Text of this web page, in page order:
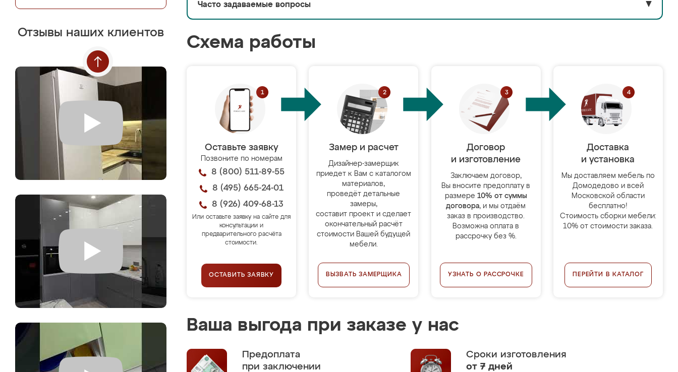
Отзывы наших клиентов
Часто задаваемые вопросы ▼
Схема работы
Оставьте заявку
Позвоните по номерам
8 (800) 511-89-55
8 (495) 665-24-01
8 (926) 409-68-13
Или оставьте заявку на сайте для
консультации и
предварительного расчёта
стоимости.
ОСТАВИТЬ ЗАЯВКУ
Замер и расчет
Дизайнер-замерщик
приедет к Вам с каталогом
материалов,
проведёт детальные
замеры,
составит проект и сделает
окончательный расчёт
стоимости Вашей будущей
мебели.
ВЫЗВАТЬ ЗАМЕРЩИКА
Договор
и изготовление
Заключаем договор,
Вы вносите предоплату в
размере 10% от суммы
договора, и мы отдаём
заказ в производство.
Возможна оплата в
рассрочку без %.
УЗНАТЬ О РАССРОЧКЕ
Доставка
и установка
Мы доставляем мебель по
Домодедово и всей
Московской области
бесплатно!
Стоимость сборки мебели:
10% от стоимости заказа.
ПЕРЕЙТИ В КАТАЛОГ
Ваша выгода при заказе у нас
Предоплата
при заключении
Сроки изготовления
от 7 дней